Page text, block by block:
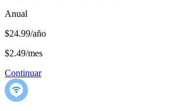
Anual
$24.99/año
$2.49/mes
Continuar